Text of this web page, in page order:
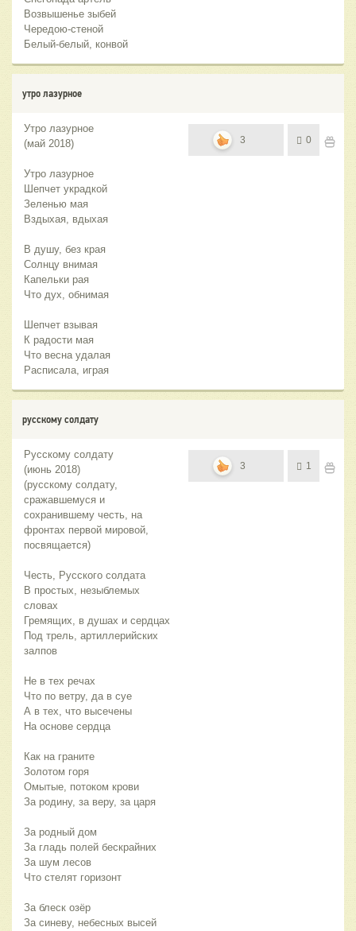
Возвышенье зыбей
Чередою-стеной
Белый-белый, конвой
утро лазурное
Утро лазурное
(май 2018)
Утро лазурное
Шепчет украдкой
Зеленью мая
Вздыхая, вдыхая
В душу, без края
Солнцу внимая
Капельки рая
Что дух, обнимая
Шепчет взывая
К радости мая
Что весна удалая
Расписала, играя
3 0
русскому солдату
Русскому солдату
(июнь 2018)
(русскому солдату,
сражавшемуся и
сохранившему честь, на
фронтах первой мировой,
посвящается)
Честь, Русского солдата
В простых, незыблемых
словах
Гремящих, в душах и сердцах
Под трель, артиллерийских
залпов
Не в тех речах
Что по ветру, да в суе
А в тех, что высечены
На основе сердца
Как на граните
Золотом горя
Омытые, потоком крови
За родину, за веру, за царя
За родный дом
За гладь полей бескрайних
За шум лесов
Что стелят горизонт
За блеск озёр
За синеву, небесных высей
3 1